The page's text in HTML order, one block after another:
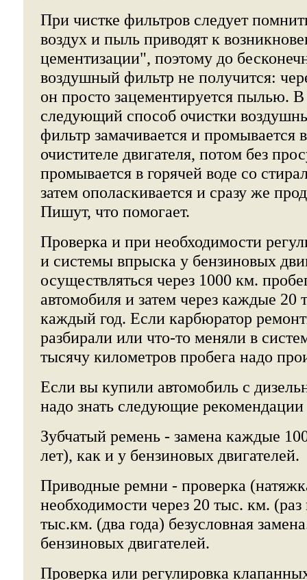
При чистке фильтров следует
воздух и пыль приводят к
цементизации", поэтому до
воздушный фильтр не получится:
он просто зацементируется пылью. В
следующий способ очистки
фильтр замачивается и промывается
очистителе двигателя, потом без
промывается в горячей воде со
затем ополаскивается и сразу же
Пишут, что помогает.
Проверка и при необходимости
и системы впрыска у бензиновых
осуществляться через 1000 км.
автомобиля и затем через каждые 20
каждый год. Если карбюратор
разбирали или что-то меняли в
тысячу километров пробега надо
Если вы купили автомобиль с
надо знать следующие
Зубчатый ремень - замена каждые
лет), как и у бензиновых двигателей.
Приводные ремни - проверка
необходимости через 20 тыс. км. (раз
тыс.км. (два года) безусловная
бензиновых двигателей.
Проверка или регулировка